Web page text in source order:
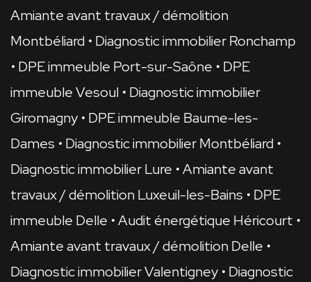
Amiante avant travaux / démolition
Montbéliard
Diagnostic immobilier Ronchamp
DPE immeuble Port-sur-Saône
DPE
immeuble Vesoul
Diagnostic immobilier
Giromagny
DPE immeuble Baume-les-
Dames
Diagnostic immobilier Montbéliard
Diagnostic immobilier Lure
Amiante avant
travaux / démolition Luxeuil-les-Bains
DPE
immeuble Delle
Audit énergétique Héricourt
Amiante avant travaux / démolition Delle
Diagnostic immobilier Valentigney
Diagnostic